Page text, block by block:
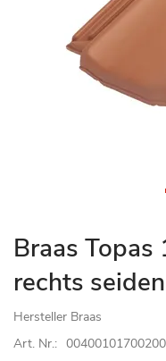
Zum
Anfang
der
springen
Braas
rechts
Hersteller Braas
Art. Nr.: